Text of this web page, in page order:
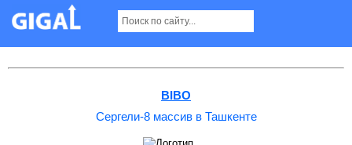
Сергели-8 массив в Ташкенте
BIBO
Сергели-8 массив в Ташкенте